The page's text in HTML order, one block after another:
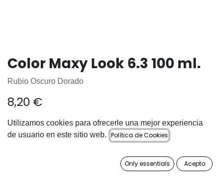
Color Maxy Look 6.3 100 ml.
Rubio Oscuro Dorado
8,20 €
AÑADIR A LA CESTA
Utilizamos cookies para ofrecerle una mejor experiencia
de usuario en este sitio web. Política de Cookies
Only essentials Acepto